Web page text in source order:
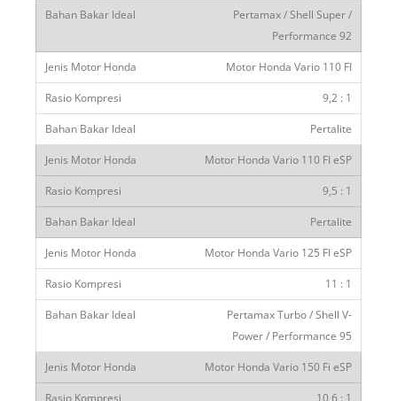
Pertamax / Shell Super /
Performance 92
Motor Honda Vario 110 FI
9,2 : 1
Pertalite
Motor Honda Vario 110 FI eSP
9,5 : 1
Pertalite
Motor Honda Vario 125 FI eSP
11 : 1
Pertamax Turbo / Shell V-
Power / Performance 95
Motor Honda Vario 150 Fi eSP
10,6 : 1